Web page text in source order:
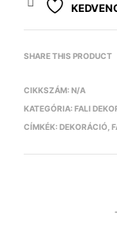
SHARE THIS PRODUCT
CIKKSZÁM: N/A
KATEGÓRIA: FALI
CÍMKÉK: DEKORÁCIÓ